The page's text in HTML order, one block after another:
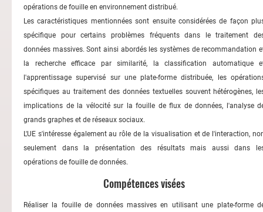
opérations de fouille en environnement distribué.
Les caractéristiques mentionnées sont ensuite considérées de façon
spécifique pour certains problèmes fréquents dans le traitement
données massives. Sont ainsi abordés les systèmes de recommandation
la recherche efficace par similarité, la classification automatique
l'apprentissage supervisé sur une plate-forme distribuée, les
spécifiques au traitement des données textuelles souvent hétérogènes,
implications de la vélocité sur la fouille de flux de données, l'analyse
grands graphes et de réseaux sociaux.
L'UE s'intéresse également au rôle de la visualisation et de l'interaction,
seulement dans la présentation des résultats mais aussi dans
opérations de fouille de données.
Compétences visées
Réaliser la fouille de données massives en utilisant une plate-forme